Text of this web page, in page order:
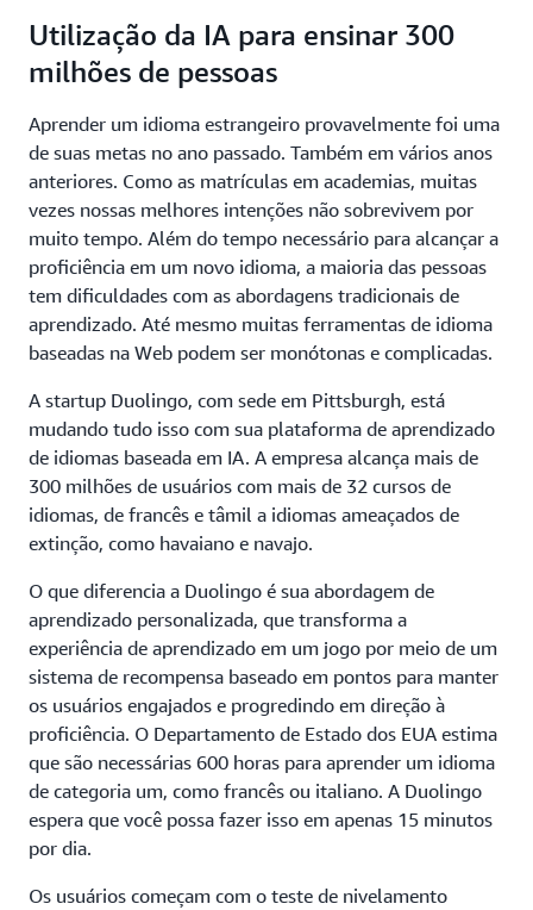
Utilização da IA para ensinar 300
milhões de pessoas
Aprender um idioma estrangeiro provavelmente foi uma
de suas metas no ano passado. Também em vários anos
anteriores. Como as matrículas em academias, muitas
vezes nossas melhores intenções não sobrevivem por
muito tempo. Além do tempo necessário para alcançar a
proficiência em um novo idioma, a maioria das pessoas
tem dificuldades com as abordagens tradicionais de
aprendizado. Até mesmo muitas ferramentas de idioma
baseadas na Web podem ser monótonas e complicadas.
A startup Duolingo, com sede em Pittsburgh, está
mudando tudo isso com sua plataforma de aprendizado
de idiomas baseada em IA. A empresa alcança mais de
300 milhões de usuários com mais de 32 cursos de
idiomas, de francês e tâmil a idiomas ameaçados de
extinção, como havaiano e navajo.
O que diferencia a Duolingo é sua abordagem de
aprendizado personalizada, que transforma a
experiência de aprendizado em um jogo por meio de um
sistema de recompensa baseado em pontos para manter
os usuários engajados e progredindo em direção à
proficiência. O Departamento de Estado dos EUA estima
que são necessárias 600 horas para aprender um idioma
de categoria um, como francês ou italiano. A Duolingo
espera que você possa fazer isso em apenas 15 minutos
por dia.
Os usuários começam com o teste de nivelamento